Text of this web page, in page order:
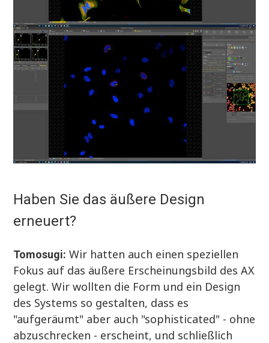
Haben Sie das äußere Design
erneuert?
Tomosugi: Wir hatten auch einen speziellen
Fokus auf das äußere Erscheinungsbild des AX
gelegt. Wir wollten die Form und ein Design
des Systems so gestalten, dass es
"aufgeräumt" aber auch "sophisticated" - ohne
abzuschrecken - erscheint, und schließlich